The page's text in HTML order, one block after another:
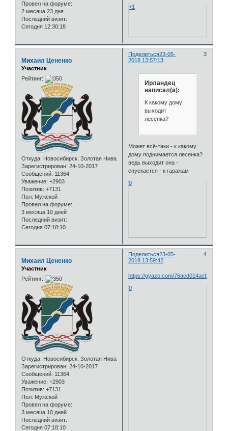
Провел на форуме:
2 месяца 23 дня
Последний визит:
Сегодня 12:30:18
+1
Поделиться 3
23-05-
2018 13:57:13
Михаил Цененко
Участник
Рейтинг:
Откуда: Новосибирск. Золотая Нива
Зарегистрирован: 24-10-2017
Сообщений: 11364
Уважение: +2903
Позитив: +7131
Пол: Мужской
Провел на форуме:
3 месяца 10 дней
Последний визит:
Сегодня 07:18:10
Ирландец
написал(а):
К какому дому
выходит
лесенка?
Может всё-таки - к какому
дому поднимается лесенка?
ведь выходит она -
спускается - к гаражам
0
Поделиться 4
23-05-
2018 13:59:42
Михаил Цененко
Участник
Рейтинг:
Откуда: Новосибирск. Золотая Нива
Зарегистрирован: 24-10-2017
Сообщений: 11364
Уважение: +2903
Позитив: +7131
Пол: Мужской
Провел на форуме:
3 месяца 10 дней
Последний визит:
Сегодня 07:18:10
https://gyazo.com/
0